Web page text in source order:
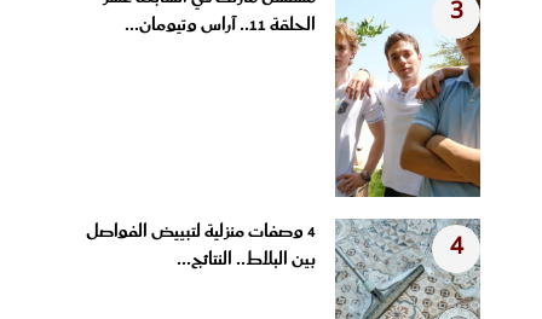
3
الحلقة 11.. آراس وتيومان...
4
4 وصفات منزلية لتبييض الفواصل
بين البلاط.. النتائج...